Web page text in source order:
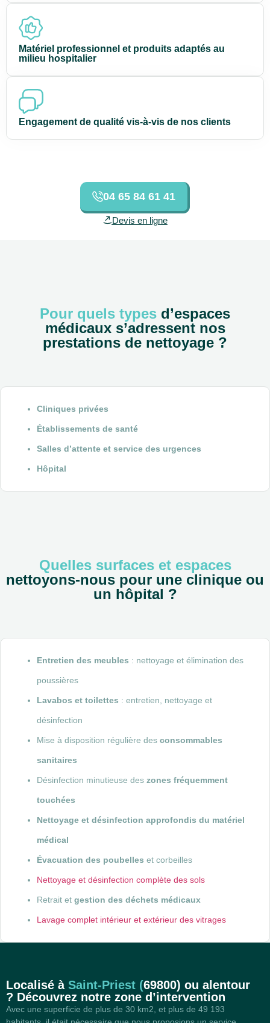
Matériel professionnel et produits adaptés au
milieu hospitalier
Engagement de qualité vis-à-vis de nos clients
04 65 84 61 41
Devis en ligne
Pour quels types d’espaces
médicaux s’adressent nos
prestations de nettoyage ?
Cliniques privées
Établissements de santé
Salles d’attente et service des urgences
Hôpital
Quelles surfaces et espaces
nettoyons-nous pour une clinique ou
un hôpital ?
Entretien des meubles : nettoyage et élimination des
poussières
Lavabos et toilettes : entretien, nettoyage et
désinfection
Mise à disposition régulière des consommables
sanitaires
Désinfection minutieuse des zones fréquemment
touchées
Nettoyage et désinfection approfondis du matériel
médical
Évacuation des poubelles et corbeilles
Nettoyage et désinfection complète des sols
Retrait et gestion des déchets médicaux
Lavage complet intérieur et extérieur des vitrages
Localisé à Saint-Priest (69800) ou alentour
? Découvrez notre zone d’intervention
Avec une superficie de plus de 30 km2, et plus de 49 193